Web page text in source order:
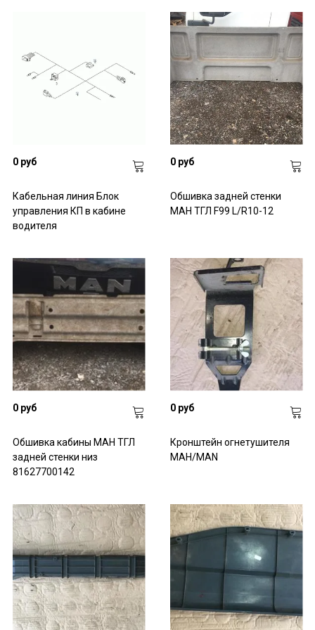
0 руб
Кабельная линия Блок
управления КП в кабине
водителя
0 руб
Обшивка задней стенки
МАН ТГЛ F99 L/R10-12
0 руб
Обшивка кабины МАН ТГЛ
задней стенки низ
81627700142
0 руб
Кронштейн огнетушителя
МАН/MAN